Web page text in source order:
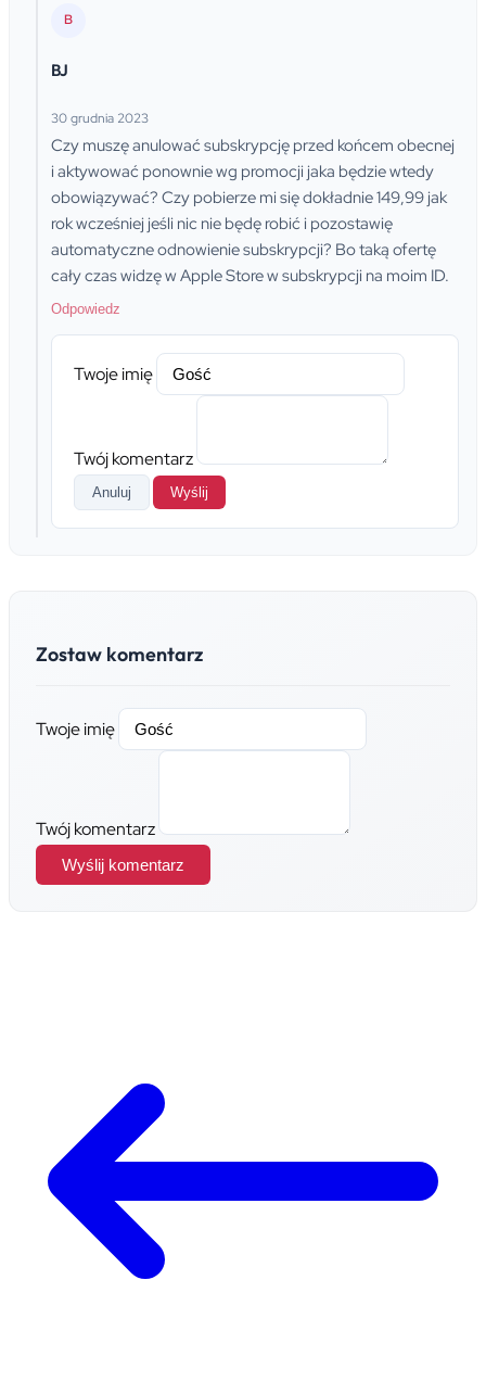
B
BJ
30 grudnia 2023
Czy muszę anulować subskrypcję przed końcem obecnej
i aktywować ponownie wg promocji jaka będzie wtedy
obowiązywać? Czy pobierze mi się dokładnie 149,99 jak
rok wcześniej jeśli nic nie będę robić i pozostawię
automatyczne odnowienie subskrypcji? Bo taką ofertę
cały czas widzę w Apple Store w subskrypcji na moim ID.
Odpowiedz
Twoje imię
Twój komentarz
Anuluj Wyślij
Zostaw komentarz
Twoje imię
Twój komentarz
Wyślij komentarz